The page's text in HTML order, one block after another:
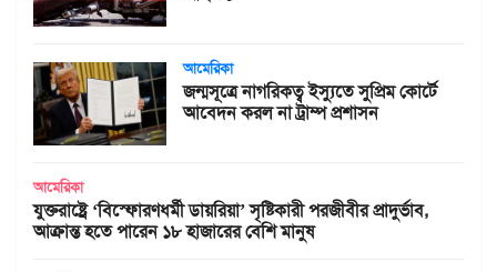
আমেরিকা
জন্মসূত্রে নাগরিকত্ব ইস্যুতে সুপ্রিম কোর্টে
আবেদন করল না ট্রাম্প প্রশাসন
আমেরিকা
যুক্তরাষ্ট্রে ‘বিস্ফোরণধর্মী ডায়রিয়া’ সৃষ্টিকারী পরজীবীর প্রাদুর্ভাব,
আক্রান্ত হতে পারেন ১৮ হাজারের বেশি মানুষ